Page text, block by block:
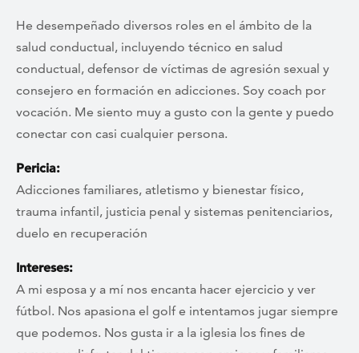
He desempeñado diversos roles en el ámbito de la
salud conductual, incluyendo técnico en salud
conductual, defensor de víctimas de agresión sexual y
consejero en formación en adicciones. Soy coach por
vocación. Me siento muy a gusto con la gente y puedo
conectar con casi cualquier persona.
Pericia:
Adicciones familiares, atletismo y bienestar físico,
trauma infantil, justicia penal y sistemas penitenciarios,
duelo en recuperación
Intereses:
A mi esposa y a mí nos encanta hacer ejercicio y ver
fútbol. Nos apasiona el golf e intentamos jugar siempre
que podemos. Nos gusta ir a la iglesia los fines de